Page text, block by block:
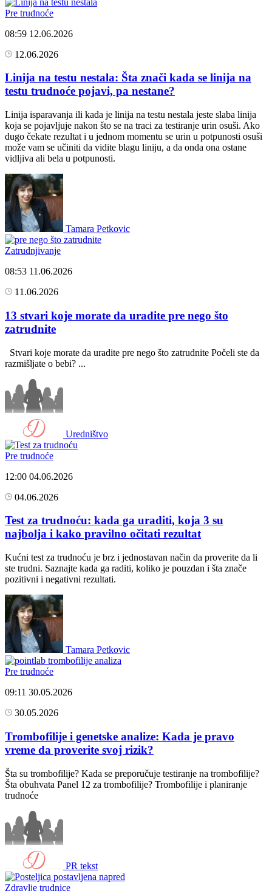
Pre trudnoće
08:59 12.06.2026
12.06.2026
Linija na testu nestala: Šta znači kada se linija na
testu trudnoće pojavi, pa nestane?
Linija isparavanja ili kada je linija na testu nestala jeste slaba linija
koja se pojavljuje nakon što se na traci za testiranje urin osuši. Ako
dugo čekate rezultat i u jednom momentu se urin u potpunosti osuši
može vam se učiniti da vidite blagu liniju, a da onda ona ostane
vidljiva ali bela u potpunosti.
Tamara Petkovic
Zatrudnjivanje
08:53 11.06.2026
11.06.2026
13 stvari koje morate da uradite pre nego što
zatrudnite
Stvari koje morate da uradite pre nego što zatrudnite Počeli ste da
razmišljate o bebi? ...
Uredništvo
Pre trudnoće
12:00 04.06.2026
04.06.2026
Test za trudnoću: kada ga uraditi, koja 3 su
najbolja i kako pravilno očitati rezultat
Kućni test za trudnoću je brz i jednostavan način da proverite da li
ste trudni. Saznajte kada ga raditi, koliko je pouzdan i šta znače
pozitivni i negativni rezultati.
Tamara Petkovic
Pre trudnoće
09:11 30.05.2026
30.05.2026
Trombofilije i genetske analize: Kada je pravo
vreme da proverite svoj rizik?
Šta su trombofilije? Kada se preporučuje testiranje na trombofilije?
Šta obuhvata Panel 12 za trombofilije? Trombofilije i planiranje
trudnoće
PR tekst
Zdravlje trudnice